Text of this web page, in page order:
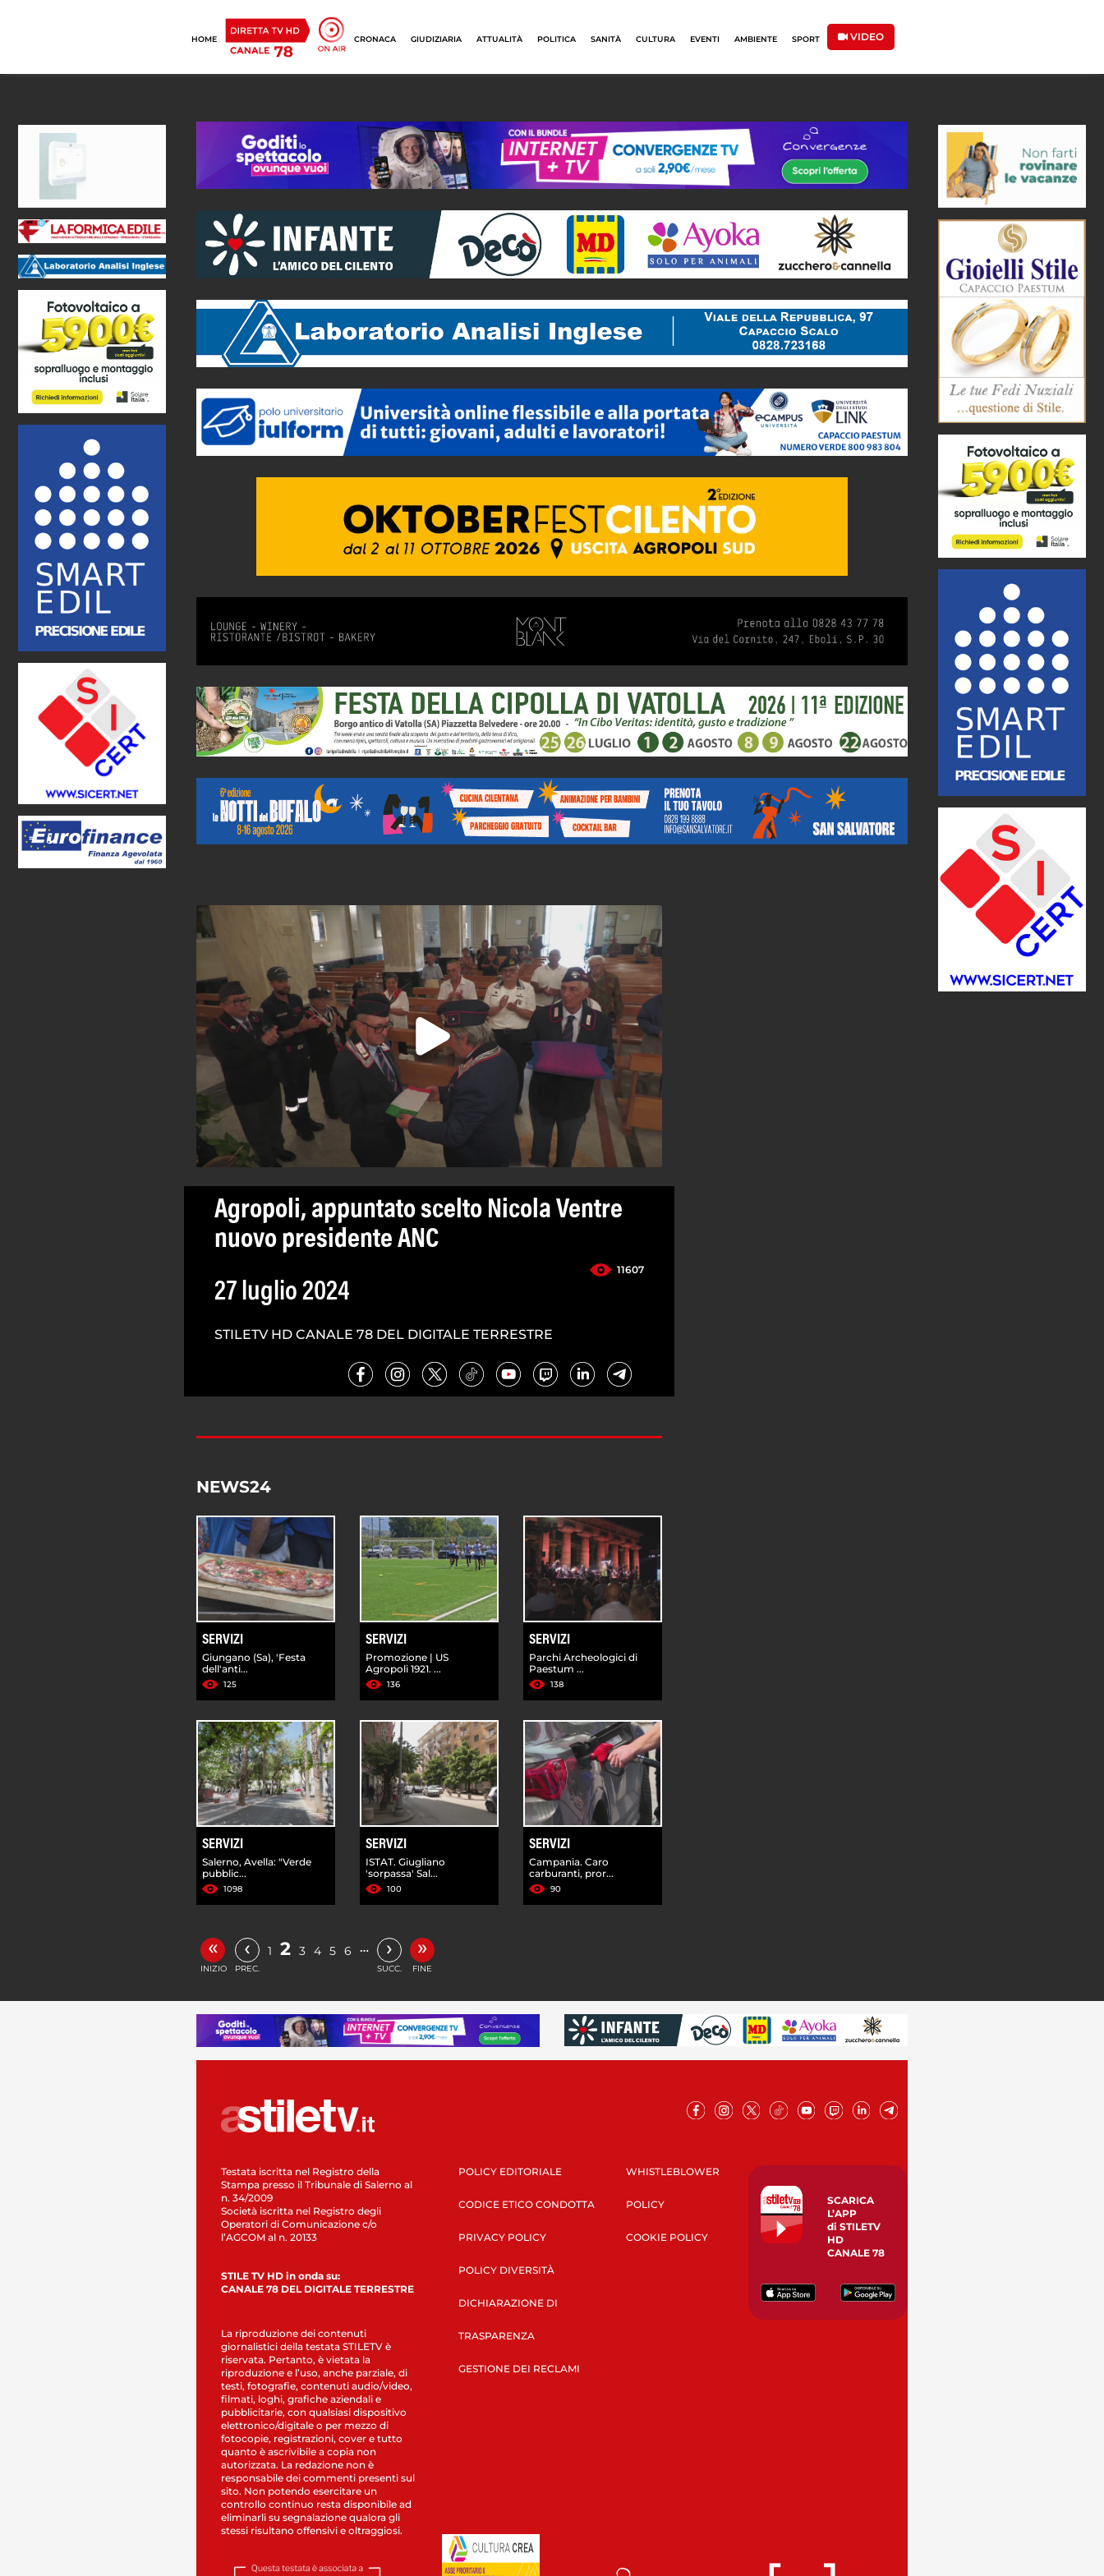
HOME CRONACA GIUDIZIARIA ATTUALITÀ POLITICA SANITÀ CULTURA EVENTI AMBIENTE SPORT VIDEO
Agropoli, appuntato scelto Nicola Ventre
nuovo presidente ANC
11607
27 luglio 2024
STILETV HD CANALE 78 DEL DIGITALE TERRESTRE
NEWS24
SERVIZI
Giungano (Sa), 'Festa
dell'anti...
125
SERVIZI
Promozione | US
Agropoli 1921. ...
136
SERVIZI
Parchi Archeologici di
Paestum ...
138
SERVIZI
Salerno, Avella: "Verde
pubblic...
1098
SERVIZI
ISTAT. Giugliano
'sorpassa' Sal...
100
SERVIZI
Campania. Caro
carburanti, pror...
90
«
INIZIO
‹
PREC.
1 2 3 4 5 6 … ›
SUCC.
»
FINE
Testata iscritta nel Registro della
Stampa presso il Tribunale di Salerno al
n. 34/2009
Società iscritta nel Registro degli
Operatori di Comunicazione c/o
l’AGCOM al n. 20133
STILE TV HD in onda su:
CANALE 78 DEL DIGITALE TERRESTRE
La riproduzione dei contenuti
giornalistici della testata STILETV è
riservata. Pertanto, è vietata la
riproduzione e l’uso, anche parziale, di
testi, fotografie, contenuti audio/video,
filmati, loghi, grafiche aziendali e
pubblicitarie, con qualsiasi dispositivo
elettronico/digitale o per mezzo di
fotocopie, registrazioni, cover e tutto
quanto è ascrivibile a copia non
autorizzata. La redazione non è
responsabile dei commenti presenti sul
sito. Non potendo esercitare un
controllo continuo resta disponibile ad
eliminarli su segnalazione qualora gli
stessi risultano offensivi e oltraggiosi.
POLICY EDITORIALE
CODICE ETICO CONDOTTA
PRIVACY POLICY
POLICY DIVERSITÀ
DICHIARAZIONE DI
TRASPARENZA
GESTIONE DEI RECLAMI
WHISTLEBLOWER
POLICY
COOKIE POLICY
SCARICA
L’APP
di STILETV
HD
CANALE 78